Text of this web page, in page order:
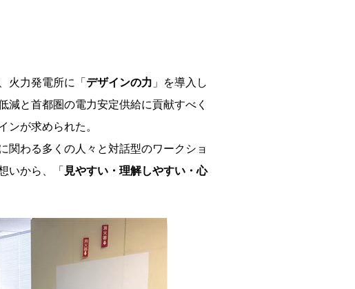
火力発電所に「 デザインの力 」を導入し
と首都圏の電力安定供給に貢献すべく
ンが求められた。
関わる多くの人々と対話型のワークショ
いから、「 見やすい・理解しやすい・心